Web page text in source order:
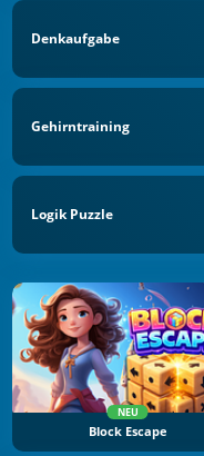
Denkaufgabe
Gehirntraining
Logik Puzzle
NEU
Block Escape